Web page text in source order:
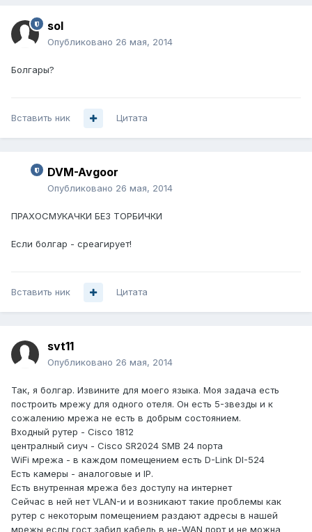
sol
Опубликовано 26 мая, 2014
Болгары?
Вставить ник Цитата
DVM-Avgoor
Опубликовано 26 мая, 2014
ПРАХОСМУКАЧКИ БЕЗ ТОРБИЧКИ
Если болгар - среагирует!
Вставить ник Цитата
svt11
Опубликовано 26 мая, 2014
Так, я болгар. Извините для моего языка. Моя задача есть
построить мрежу для одного отеля. Он есть 5-звезды и к
сожалению мрежа не есть в добрым состоянием.
Входный рутер - Cisco 1812
централный сиуч - Cisco SR2024 SMB 24 порта
WiFi мрежа - в каждом помещением есть D-Link DI-524
Есть камеры - аналоговые и IP.
Есть внутренная мрежа без доступу на интернет
Сейчас в ней нет VLAN-и и возникают такие проблемы как
рутер с некоторым помещением раздают адресы в нашей
мрежы еслы гост забил кабель в не-WAN порт и не можна